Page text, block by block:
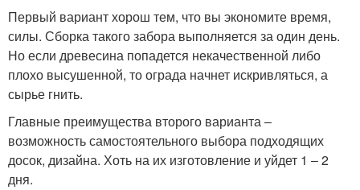
Первый вариант хорош тем, что вы экономите время,
силы. Сборка такого забора выполняется за один день.
Но если древесина попадется некачественной либо
плохо высушенной, то ограда начнет искривляться, а
сырье гнить.
Главные преимущества второго варианта ‒
возможность самостоятельного выбора подходящих
досок, дизайна. Хоть на их изготовление и уйдет 1 ‒ 2
дня.